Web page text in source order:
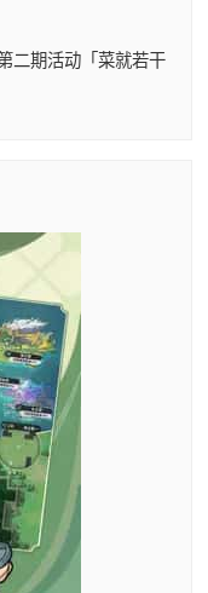
二期活动「菜就若干